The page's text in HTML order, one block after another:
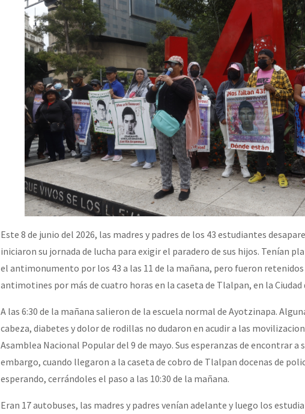
Dia 2 do Encontro “Guerra contra a Humanidad”
Dia 1: Encontro “Guerra contra a Humanidade”
[CDMX – 20 julio] Jornadas globales por la libertad de Jesús Plácido
“Sonhando a Terra do Bem Virá” se publica no Estado Espanhol
Se o México sabe, que o mundo saiba! Nossas lutas pela memória, a justiça
[25 abr – CDMX] Tokín por el CNI: 30 años de Resistencia y Rebeldía
Este 8 de junio del 2026, las madres y padres de los 43 estudiantes
iniciaron su jornada de lucha para exigir el paradero de sus hijos. Tenían
el antimonumento por los 43 a las 11 de la mañana, pero fueron
antimotines por más de cuatro horas en la caseta de Tlalpan, en la Ciudad
A las 6:30 de la mañana salieron de la escuela normal de Ayotzinapa.
cabeza, diabetes y dolor de rodillas no dudaron en acudir a las
Asamblea Nacional Popular del 9 de mayo. Sus esperanzas de encontrar a
embargo, cuando llegaron a la caseta de cobro de Tlalpan docenas de
esperando, cerrándoles el paso a las 10:30 de la mañana.
Eran 17 autobuses, las madres y padres venían adelante y luego los